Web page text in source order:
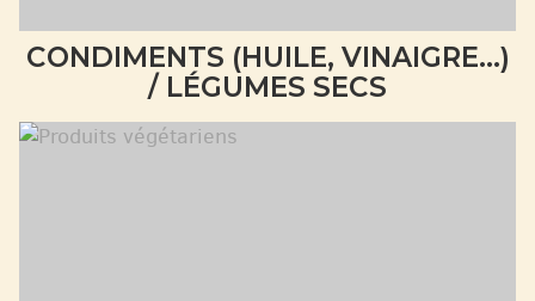
CONDIMENTS (HUILE, VINAIGRE...)
/ LÉGUMES SECS